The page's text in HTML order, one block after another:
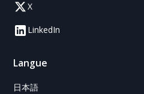
X
LinkedIn
Langue
日本語